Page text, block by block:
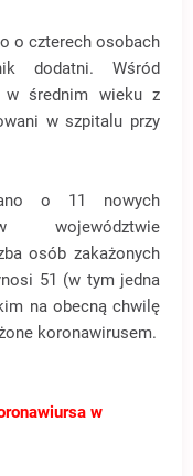
o czterech osobach
dodatni. Wśród
w średnim wieku z
w szpitalu przy
o 11 nowych
województwie
osób zakażonych
51 (w tym jedna
na obecną chwilę
koronawirusem.
w